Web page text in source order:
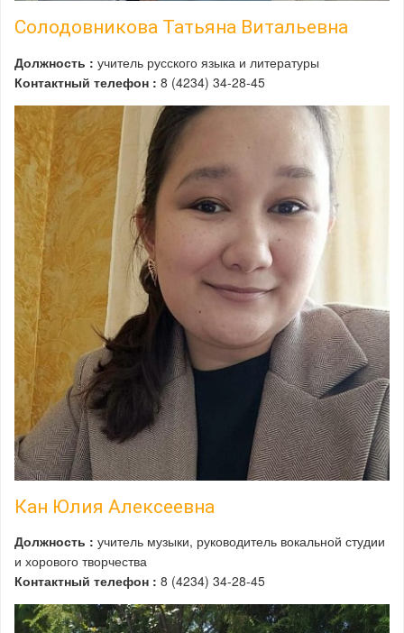
Солодовникова Татьяна Витальевна
Должность : учитель русского языка и литературы
Контактный телефон : 8 (4234) 34-28-45
Кан Юлия Алексеевна
Должность : учитель музыки, руководитель вокальной студии
и хорового творчества
Контактный телефон : 8 (4234) 34-28-45